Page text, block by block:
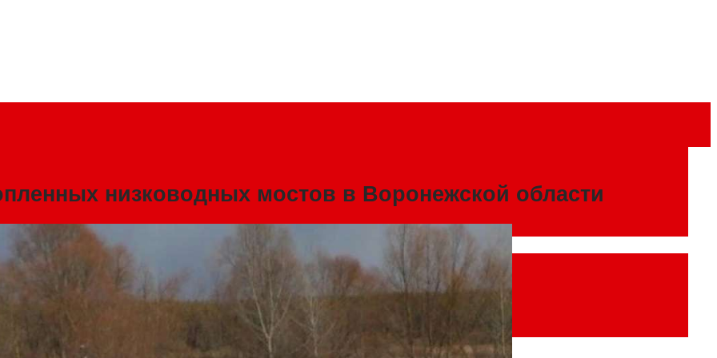
низководных мостов в Воронежской области